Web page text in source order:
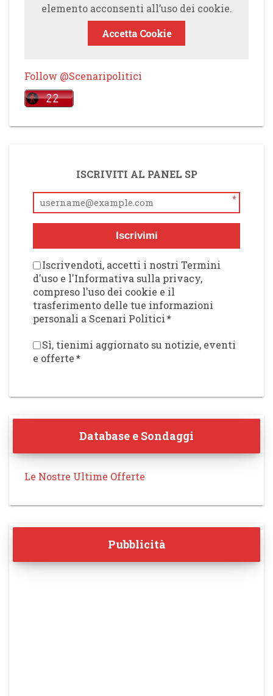
elemento acconsenti all’uso dei cookie.
Accetta Cookie
Follow @Scenaripolitici
ISCRIVITI AL PANEL SP
*
Iscrivimi
Iscrivendoti, accetti i nostri Termini
d'uso e l'Informativa sulla privacy,
compreso l'uso dei cookie e il
trasferimento delle tue informazioni
personali a Scenari Politici*
Sì, tienimi aggiornato su notizie, eventi
e offerte*
Database e Sondaggi
Le Nostre Ultime Offerte
Pubblicità